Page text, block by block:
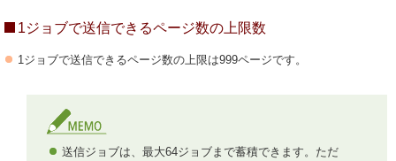
1ジョブで送信できるページ数の上限数
1ジョブで送信できるページ数の上限は999ページです。
送信ジョブは、最大64ジョブまで蓄積できます。ただ